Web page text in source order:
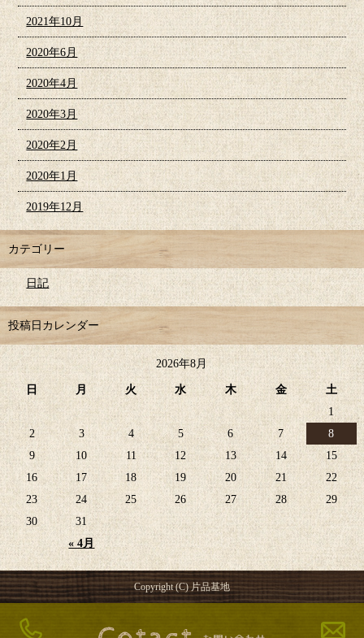
2021年10月
2020年6月
2020年4月
2020年3月
2020年2月
2020年1月
2019年12月
カテゴリー
日記
投稿日カレンダー
2026年8月
日 月 火 水 木 金 土
« 4月
1
2
3 4 5 6 7
8
9
10 11 12 13 14
15
16
17 18 19 20 21
22
23
24 25 26 27 28
29
30
31
Copyright (C) 片品基地